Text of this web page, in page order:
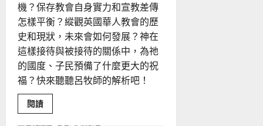
機？保存教會自身實力和宣教差傳
怎樣平衡？縱觀英國華人教會的歷
史和現狀，未來會如何發展？神在
這樣接待與被接待的關係中，為祂
的國度、子民預備了什麼更大的祝
福？快來聽聽呂牧師的解析吧！
閱讀Read
more